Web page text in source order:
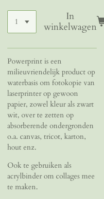
In
winkelwagen
Powerprint is een
milieuvriendelijk product op
waterbasis om fotokopie van
laserprinter op gewoon
papier, zowel kleur als zwart
wit, over te zetten op
absorberende ondergronden
o.a. canvas, tricot, karton,
hout enz.
Ook te gebruiken als
acrylbinder om collages mee
te maken.